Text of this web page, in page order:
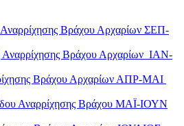
Βράχου Αρχαρίων ΣΕΠ-
Αναρρίχησης Βράχου Αρχαρίων ΙΑΝ-
Βράχου Αρχαρίων ΑΠΡ-ΜΑΙ
Αναρρίχησης Βράχου ΜΑΪ-ΙΟΥΝ